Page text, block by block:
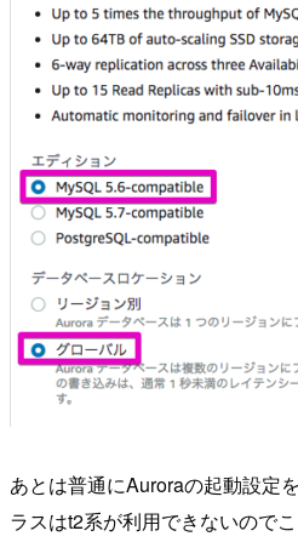
あとは普通にAuroraの起動設定
ラスはt2系が利用できないので